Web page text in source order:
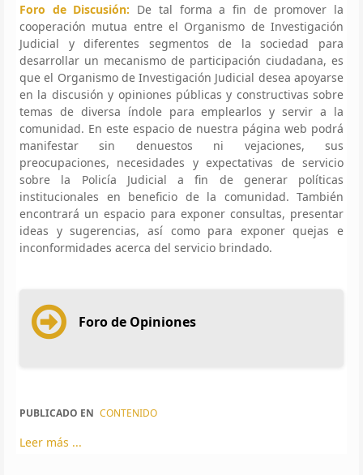
Foro de Discusión: De tal forma a fin de promover la
cooperación mutua entre el Organismo de Investigación
Judicial y diferentes segmentos de la sociedad para
desarrollar un mecanismo de participación ciudadana, es
que el Organismo de Investigación Judicial desea apoyarse
en la discusión y opiniones públicas y constructivas sobre
temas de diversa índole para emplearlos y servir a la
comunidad. En este espacio de nuestra página web podrá
manifestar sin denuestos ni vejaciones, sus
preocupaciones, necesidades y expectativas de servicio
sobre la Policía Judicial a fin de generar políticas
institucionales en beneficio de la comunidad. También
encontrará un espacio para exponer consultas, presentar
ideas y sugerencias, así como para exponer quejas e
inconformidades acerca del servicio brindado.
Foro de Opiniones
PUBLICADO EN CONTENIDO
Leer más ...